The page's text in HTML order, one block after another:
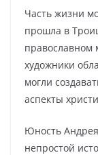
Часть жизни
прошла в
православном
художники
могли
аспекты
Юность
непростой